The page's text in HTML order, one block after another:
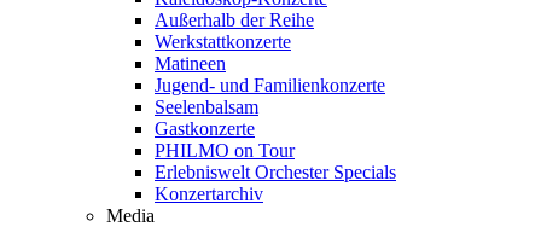
Außerhalb der Reihe
Werkstattkonzerte
Matineen
Jugend- und Familienkonzerte
Seelenbalsam
Gastkonzerte
PHILMO on Tour
Erlebniswelt Orchester Specials
Konzertarchiv
Media